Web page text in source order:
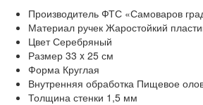
Производитель ФТС «Самоваров
Материал ручек Жаростойкий
Цвет Серебряный
Размер 33 x 25 см
Форма Круглая
Внутренняя обработка Пищевое
Толщина стенки 1,5 мм